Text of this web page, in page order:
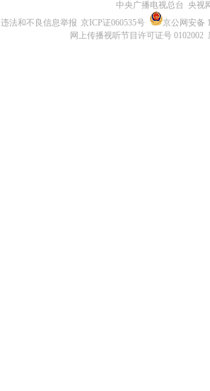
中央广播电视总台 央视
违法和不良信息举报 京ICP证060535号
京公网安备
网上传播视听节目许可证号 0102002